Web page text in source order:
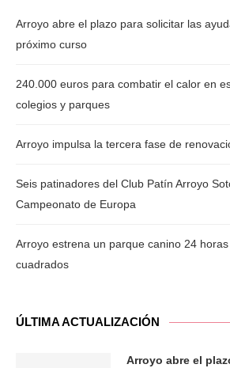
Arroyo abre el plazo para solicitar las
próximo curso
240.000 euros para combatir el calor en
colegios y parques
Arroyo impulsa la tercera fase de
Seis patinadores del Club Patín Arroyo
Campeonato de Europa
Arroyo estrena un parque canino 24
cuadrados
ÚLTIMA ACTUALIZACIÓN
Arroyo abre el